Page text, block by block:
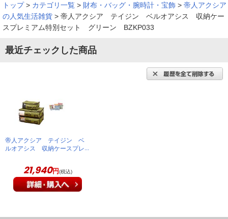
簡単に収納できる
羽毛布団や毛布を収納するために購入しました。ためしに収納
便利です
何を入れたか分かりやすく便利です。全体に作りがしっかりし
※商品により、同一シリーズをご購入された方の声を含みます。
トップ > カテゴリ一覧 > 財布・バッグ・腕時計・宝飾 > 帝人アクシア
の人気生活雑貨 > 帝人アクシア テイジン ベルオアシス 収納ケー
スプレミアム特別セット グリーン BZKP033
最近チェックした商品
帝人アクシア テイジン ベ
ルオアシス 収納ケースプレ
ン BZKP033
21,940円(税込)